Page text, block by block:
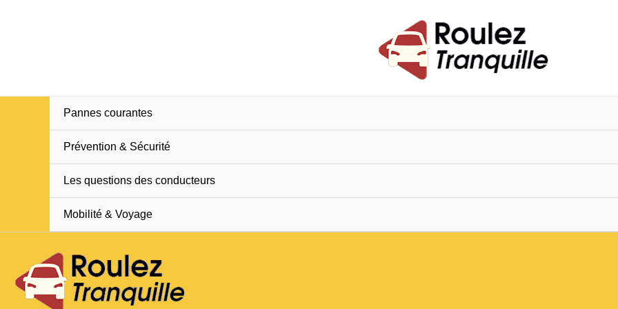
Pannes courantes
Prévention & Sécurité
Les questions des conducteurs
Mobilité & Voyage